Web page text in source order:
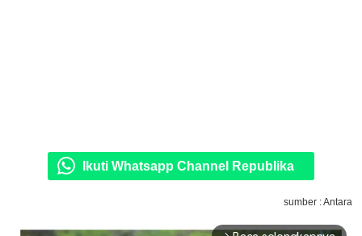
Ikuti Whatsapp Channel Republika
sumber : Antara